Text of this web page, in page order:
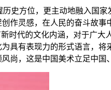
史方位，更主动地融入国
作灵感，在人民的奋斗故事
时代的文化内涵，对于广大
具有表现力的形式语言，将
尚，这是中国美术立足中国